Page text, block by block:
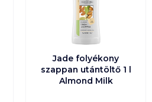
Jade folyékony
szappan utántöltő 1 l
Almond Milk